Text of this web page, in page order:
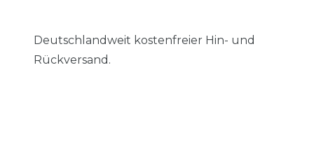
Deutschlandweit kostenfreier Hin- und
Rückversand.